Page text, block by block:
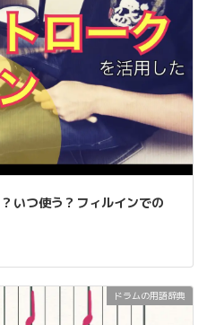
いつ使う？フィルインでの
ドラムの用語辞典